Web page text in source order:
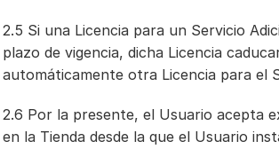
2.5 Si una Licencia para un Servicio
plazo de vigencia, dicha Licencia
automáticamente otra Licencia para el
2.6 Por la presente, el Usuario acepta
en la Tienda desde la que el Usuario